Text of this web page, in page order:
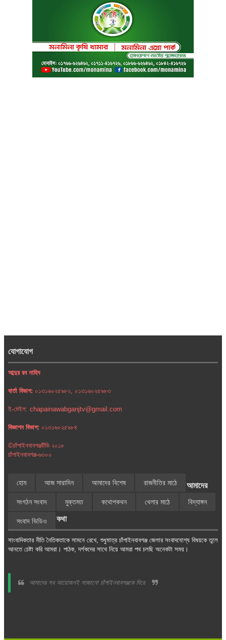
যোগাযোগ
আব্দুর রব নাহিদ
বার্তা বিভাগ: ০১৩১৬০২৫৯৮২, ০১৩১৬০২৫৯৮৩
ই-মেইল: chapainawabganjtv@gmail.com
বিজ্ঞাপন বিভাগ: ০১৩১৬০২৫৯৮৪
©চাঁপাইনবাবগঞ্জটিভি ২০১৮
চাঁপাইনবাবগঞ্জ-৬৩০০
হোম আজ সারাদিন আমাদের বিশেষ রাজনীতির মাঠে
সংগঠন সংবাদ মুক্তমত কথোপকথন খেলার মাঠে বিদ্যাঙ্গন
সংবাদ ভিডিও
আমাদের
কথা
সাংবাদিকতার নীতি নৈতিকতাকে সামনে রেখে, শুধুমাত্র চাঁপাইনবাবগঞ্জ জেলার সংবাদযোগ্য বিষয়কে তুলে
আনতে চেষ্টা করি আমরা। পাঠক, দর্শকদের সাথে নিয়ে আমরা পথ চলছি অনেকটা সময়।
আমাদের সব আয়োজনই সাজানো চাঁপাইনবাবগঞ্জকে ঘিরে